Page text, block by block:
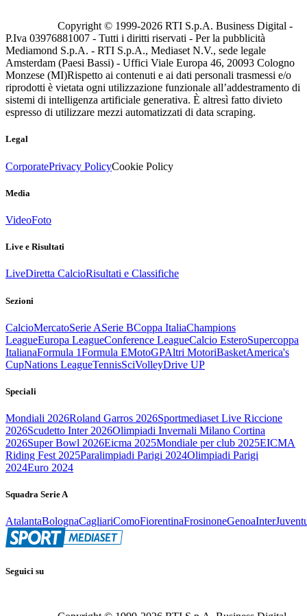
Copyright © 1999-2026 RTI S.p.A. Business Digital -
P.Iva 03976881007 - Tutti i diritti riservati - Per la pubblicità
Mediamond S.p.A. - RTI S.p.A., Mediaset N.V., sede legale
Amsterdam (Paesi Bassi) - Uffici Viale Europa 46, 20093 Cologno
Monzese (MI)Rispetto ai contenuti e ai dati personali trasmessi e/o
riprodotti è vietata ogni utilizzazione funzionale all’addestramento di
sistemi di intelligenza artificiale generativa. È altresì fatto divieto
espresso di utilizzare mezzi automatizzati di data scraping.
Legal
CorporatePrivacy PolicyCookie Policy
Media
VideoFoto
Live e Risultati
LiveDiretta CalcioRisultati e Classifiche
Sezioni
CalcioMercatoSerie ASerie BCoppa ItaliaChampions
LeagueEuropa LeagueConference LeagueCalcio EsteroSupercoppa
ItalianaFormula 1Formula EMotoGPAltri MotoriBasketAmerica's
CupNations LeagueTennisSciVolleyDrive UP
Speciali
Mondiali 2026Roland Garros 2026Sportmediaset Live Riccione
2026Scudetto Inter 2026Olimpiadi Invernali Milano Cortina
2026Super Bowl 2026Eicma 2025Mondiale per club 2025EICMA
Riding Fest 2025Paralimpiadi Parigi 2024Olimpiadi Parigi
2024Euro 2024
Squadra Serie A
AtalantaBolognaCagliariComoFiorentinaFrosinoneGenoaInter
Seguici su